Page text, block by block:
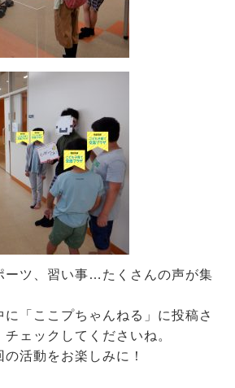
ーツ、習い事…たくさんの声が集
に「ここプちゃんねる」に投稿さ
ェックしてくださいね。
活動をお楽しみに！